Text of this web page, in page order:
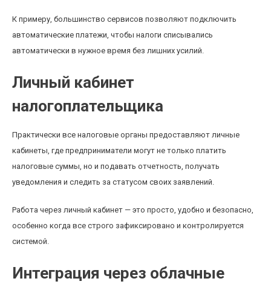
К примеру, большинство сервисов позволяют подключить
автоматические платежи, чтобы налоги списывались
автоматически в нужное время без лишних усилий.
Личный кабинет
налогоплательщика
Практически все налоговые органы предоставляют личные
кабинеты, где предприниматели могут не только платить
налоговые суммы, но и подавать отчетность, получать
уведомления и следить за статусом своих заявлений.
Работа через личный кабинет — это просто, удобно и безопасно,
особенно когда все строго зафиксировано и контролируется
системой.
Интеграция через облачные